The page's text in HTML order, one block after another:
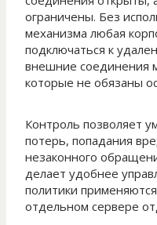
ограничены. Без
механизма любая
подключаться к
внешние соединения
которые не обязаны
Контроль позволяет
потерь, попадания
незаконного
делает удобнее
политики
отдельном сервере